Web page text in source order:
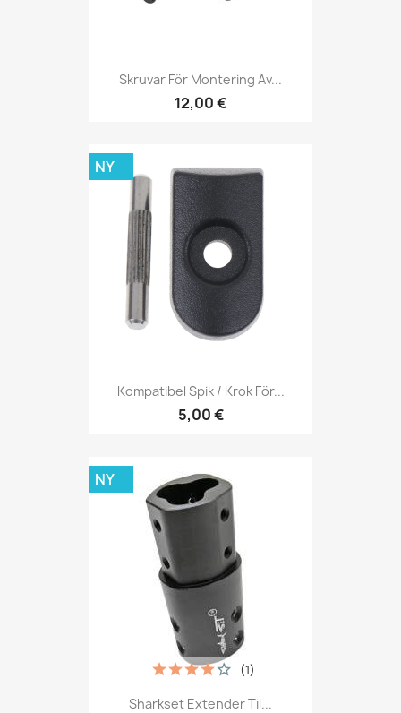
Skruvar För Montering Av...
12,00 €
Kompatibel Spik / Krok För...
5,00 €
NY
Sharkset Extender Til...
(1)
NY